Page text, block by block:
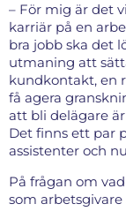
– För mig är det
karriär på en
bra jobb ska det
utmaning att
kundkontakt, en
få agera
att bli delägare
Det finns ett par
assistenter och
På frågan om
som